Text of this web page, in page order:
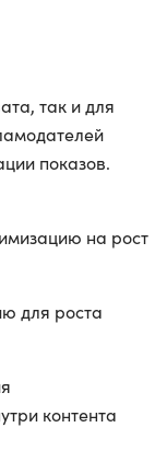
так и для
показов.
на рост
для роста
контента